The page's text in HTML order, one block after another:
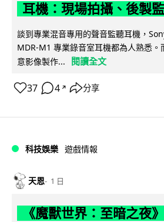
耳機：現場拍攝、後製
談到專業混音專用的聲音監聽耳機，
MDR-M1 專業錄音室耳機都為人熟悉。
意影像製作...
閱讀全文
37 4 ↗ 分享
科技娛樂 遊戲情報
天恩 1 日
《魔獸世界：至暗之夜